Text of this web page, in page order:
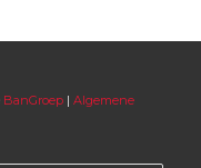
BanGroep| Algemene